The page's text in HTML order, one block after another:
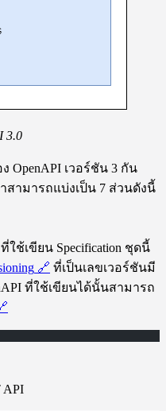
3.0
OpenAPI เวอร์ชัน 3 กัน
สามารถแบ่งเป็น 7 ส่วนดังนี้
ใช้เขียน Specification ชุดนี้
🔗 ที่เป็นเลขเวอร์ชันมี
ที่ใช้เขียนได้นั้นสามารถ